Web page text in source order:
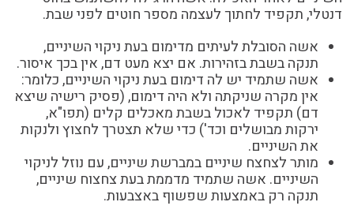
דנטלי, תקפיד לחתוך לעצמה מספר חוטים לפני שבת.
אשה הסובלת לעיתים מדימום בעת ניקוי השיניים,
תנקה בשבת בזהירות. אם יצא מעט דם, אין בכך איסור.
אשה שתמיד יש לה דימום בעת ניקוי השיניים, כלומר:
אין מקרה שניקתה ולא היה דימום, (פסיק רישיה שיצא
דם) תקפיד לאכול בשבת מאכלים קלים (תפו"א,
ירקות מבושלים וכד') כדי שלא תצטרך לחצוץ ולנקות
את השיניים.
מותר לצחצח שיניים במברשת שיניים, עם נוזל לניקוי
השיניים. אשה שתמיד מדממת בעת צחצוח שיניים,
תנקה רק באמצעות שפשוף באצבעות.